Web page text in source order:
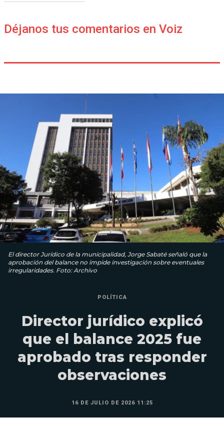
Déjanos tus comentarios en Voiz
El director Jurídico de la municipalidad, Jorge Sabaté señaló que la
aprobación del balance no impide investigación sobre eventuales
irregularidades. Foto: Archivo
POLÍTICA
Director jurídico explicó
que el balance 2025 fue
aprobado tras responder
observaciones
16 DE JULIO DE 2026 11:25